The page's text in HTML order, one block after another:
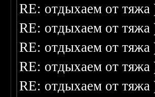
RE: отдыхаем от тяжа
RE: отдыхаем от тяжа
RE: отдыхаем от тяжа
RE: отдыхаем от тяжа
RE: отдыхаем от тяжа